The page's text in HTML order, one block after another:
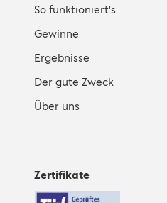
So funktioniert's
Gewinne
Ergebnisse
Der gute Zweck
Über uns
Zertifikate